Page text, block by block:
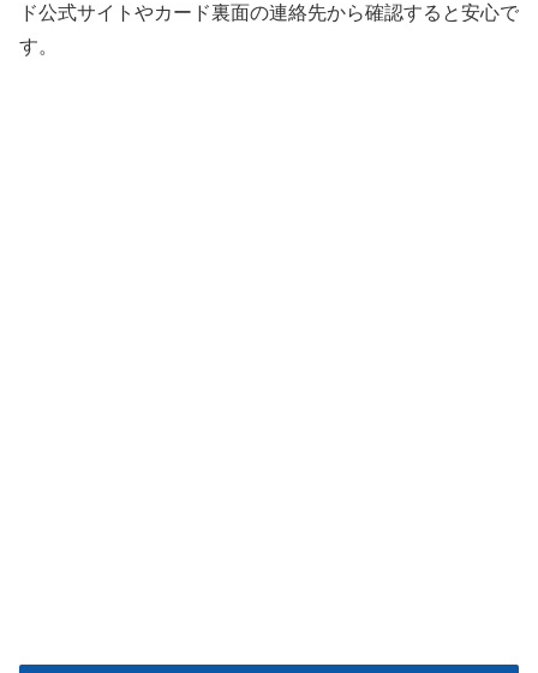
ド公式サイトやカード裏面の連絡先から確認すると安心で
す。